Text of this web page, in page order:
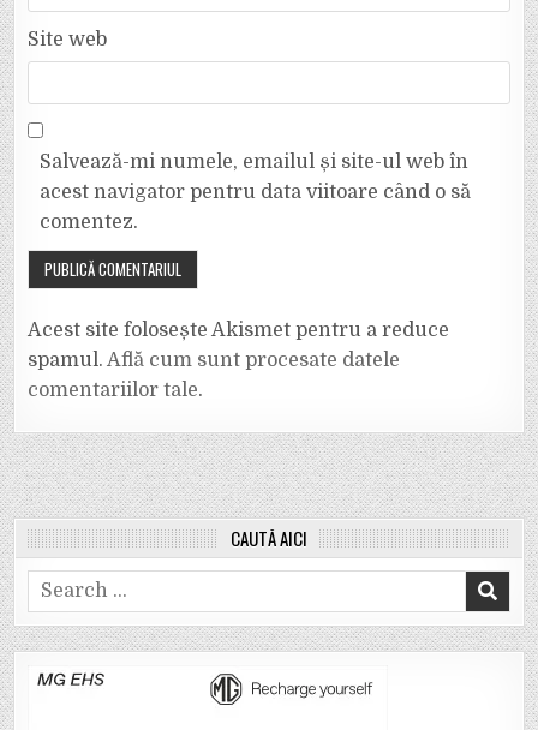
Site web
Salvează-mi numele, emailul și site-ul web în
acest navigator pentru data viitoare când o să
comentez.
Acest site folosește Akismet pentru a reduce
spamul. Află cum sunt procesate datele
comentariilor tale.
CAUTĂ AICI
Search
for: